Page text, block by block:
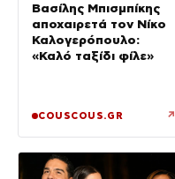
Βασίλης Μπισμπίκης
αποχαιρετά τον Νίκο
Καλογερόπουλο:
«Καλό ταξίδι φίλε»
COUSCOUS.GR ↗